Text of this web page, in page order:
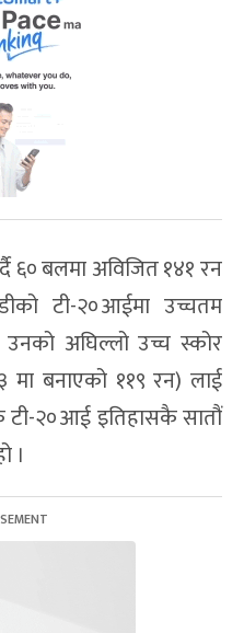
६० बलमा अविजित १४१ रन
टी-२०आईमा उच्चतम
अघिल्लो उच्च स्कोर
मा बनाएको ११९ रन) लाई
२०आई इतिहासकै सातौं
।